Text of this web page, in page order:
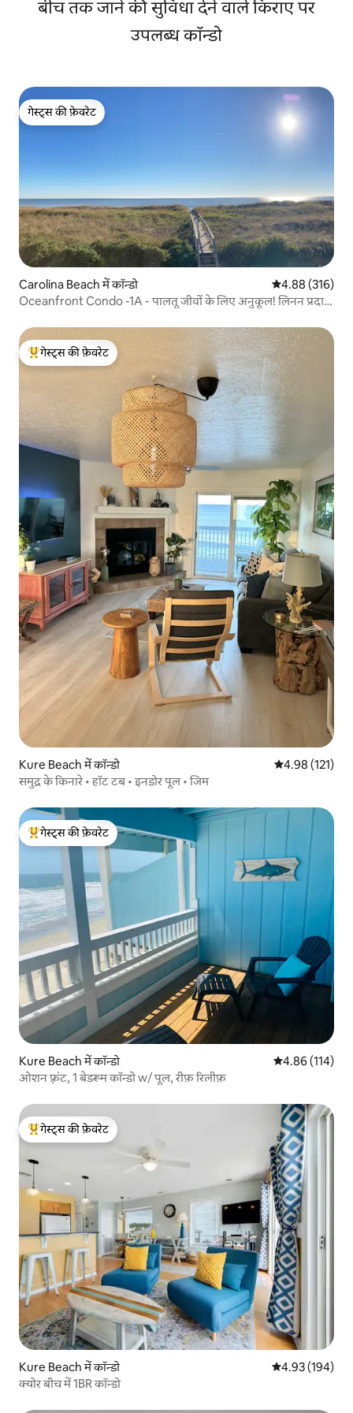
बीच तक जाने की सुविधा देने वाले किराए पर
उपलब्ध कॉन्डो
गेस्ट्स की फ़ेवरेट
गेस्ट्स की फ़ेवरेट
Carolina Beach में कॉन्डो औसत रेटिंग 5 में से
4.88 (316)
Oceanfront Condo -1A - पालतू जीवों के लिए अनुकूल! लिनन प्रदान
गेस्ट्स का टॉप फ़ेवरेट
गेस्ट्स की फ़ेवरेट
Kure Beach में कॉन्डो औसत रेटिंग 5 में से
4.98 (121)
समुद्र के किनारे • हॉट टब • इनडोर पूल • जिम
गेस्ट्स का टॉप फ़ेवरेट
गेस्ट्स की फ़ेवरेट
Kure Beach में कॉन्डो औसत रेटिंग 5 में से
4.86 (114)
ओशन फ़्रंट, 1 बेडरूम कॉन्डो w/ पूल, रीफ़ रिलीफ़
गेस्ट्स का टॉप फ़ेवरेट
गेस्ट्स की फ़ेवरेट
Kure Beach में कॉन्डो औसत रेटिंग 5 में से
4.93 (194)
क्योर बीच में 1BR कॉन्डो